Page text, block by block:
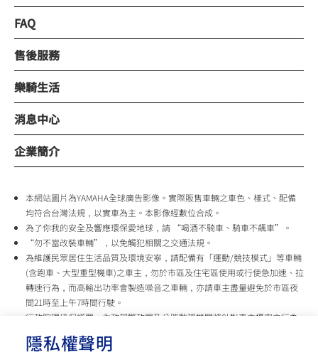
隱私權聲明
FAQ
售後服務
樂騎生活
消息中心
企業簡介
本網站圖片為YAMAHA全球廣告影像。實際販售車輛之車色、樣式、配備
均符合台灣法規，以實車為主。本影像經數位合成。
為了你我的安全及響應環保愛地球，請 “喝酒不騎車、騎車不飆車”。
“勿不當改裝車輛”，以免觸犯相關之交通法規。
為維護民眾居住生活品質及環境安寧，請配備有「運動/競技模式」等車輛
(含跑車、大型重型機車)之車主，勿於市區及住宅區使用或行使急加速、拉
轉速行為，而高輸出功率會製造噪音之車輛，亦請車主盡量避免於市區夜
間21時至上午7時間行駛。
行政院環境保護署、內政部警政署及公路監理機關將針對車主擾寧之行為
台灣山葉機車 關心您